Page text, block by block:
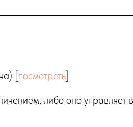
[посмотреть]
либо оно управляет